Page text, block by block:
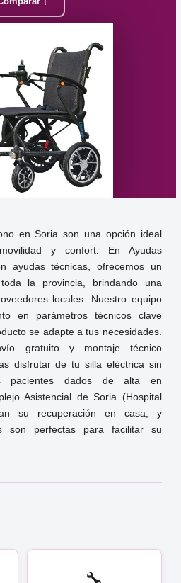
en Soria son una opción ideal
y confort. En Ayudas
ayudas técnicas, ofrecemos un
la provincia, brindando una
locales. Nuestro equipo
en parámetros técnicos clave
se adapte a tus necesidades.
gratuito y montaje técnico
disfrutar de tu silla eléctrica sin
pacientes dados de alta en
Asistencial de Soria (Hospital
su recuperación en casa, y
son perfectas para facilitar su